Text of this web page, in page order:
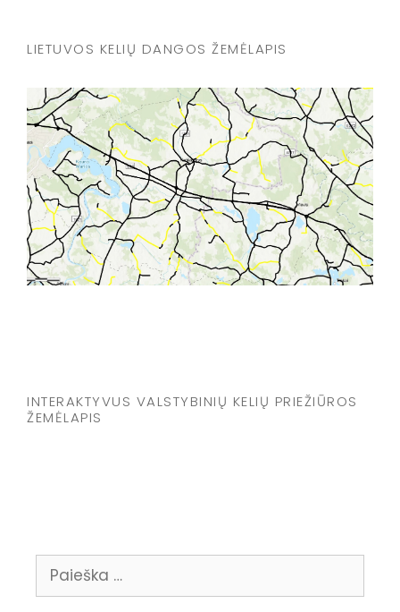
LIETUVOS KELIŲ DANGOS ŽEMĖLAPIS
INTERAKTYVUS VALSTYBINIŲ KELIŲ PRIEŽIŪROS
ŽEMĖLAPIS
Ieškoti: